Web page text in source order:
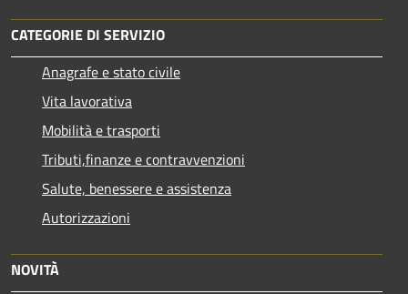
CATEGORIE DI SERVIZIO
Anagrafe e stato civile
Vita lavorativa
Mobilità e trasporti
Tributi,finanze e contravvenzioni
Salute, benessere e assistenza
Autorizzazioni
NOVITÀ